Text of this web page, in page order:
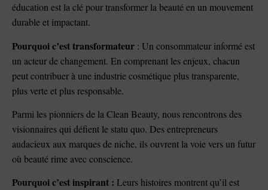
éducation est la clé pour transformer la beauté en un mouvement
durable et impactant.
Pourquoi c’est transformateur : Un consommateur informé est
un acteur de changement. En comprenant les enjeux, chacun
peut contribuer à une industrie cosmétique plus transparente,
plus verte et plus responsable.
Parmi les pionniers de la Clean Beauty, nous rencontrons des
visionnaires qui défient le statu quo. Des entrepreneurs
audacieux aux marques de niche, ils ouvrent la voie vers un futur
où beauté rime avec conscience.
Pourquoi c’est inspirant : Leurs histoires montrent qu’il est